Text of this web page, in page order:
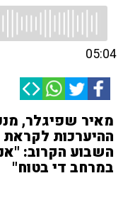
05:04
מאיר שפיגלר,
ההיערכות לקראת
השבוע הקרוב:
במרחב די בטוח"